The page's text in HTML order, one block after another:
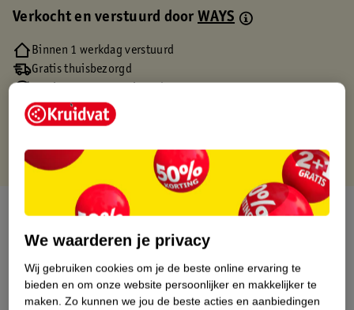
Verkocht en verstuurd doorWAYS
Binnen 1 werkdag verstuurd
Gratis thuisbezorgd
Gratis punten met je Kruidvat kaart
Over dit product
Productinformatie
Nature Impact Score
We waarderen je privacy
Wij gebruiken cookies om je de beste online ervaring te
bieden en om onze website persoonlijker en makkelijker te
maken. Zo kunnen we jou de beste acties en aanbiedingen